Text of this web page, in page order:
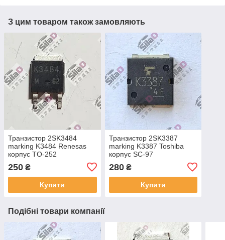
З цим товаром також замовляють
Транзистор 2SK3484
marking K3484 Renesas
корпус TO-252
250 ₴
Купити
Транзистор 2SK3387
marking K3387 Toshiba
корпус SC-97
280₴
Купити
Подібні товари компанії